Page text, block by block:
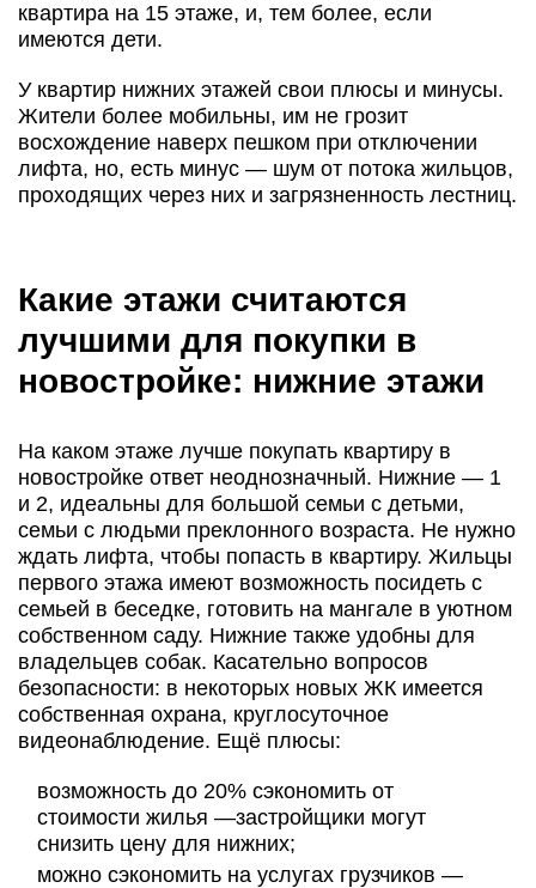
квартира на 15 этаже, и, тем более, если
имеются дети.
У квартир нижних этажей свои плюсы и минусы.
Жители более мобильны, им не грозит
восхождение наверх пешком при отключении
лифта, но, есть минус — шум от потока жильцов,
проходящих через них и загрязненность лестниц.
Какие этажи считаются
лучшими для покупки в
новостройке: нижние этажи
На каком этаже лучше покупать квартиру в
новостройке ответ неоднозначный. Нижние — 1
и 2, идеальны для большой семьи с детьми,
семьи с людьми преклонного возраста. Не нужно
ждать лифта, чтобы попасть в квартиру. Жильцы
первого этажа имеют возможность посидеть с
семьей в беседке, готовить на мангале в уютном
собственном саду. Нижние также удобны для
владельцев собак. Касательно вопросов
безопасности: в некоторых новых ЖК имеется
собственная охрана, круглосуточное
видеонаблюдение. Ещё плюсы:
возможность до 20% сэкономить от
стоимости жилья —застройщики могут
снизить цену для нижних;
можно сэкономить на услугах грузчиков —